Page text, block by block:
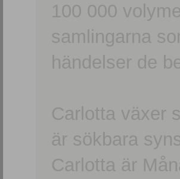
100 000
samlingarna
händelser de
Carlotta växer
är sökbara
Carlotta är